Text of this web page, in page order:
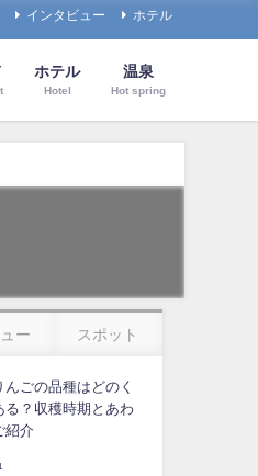
インタビュー ホテル
ホテル
Hotel
温泉
Hot spring
ー スポット
んごの品種はどのく
る？収穫時期とあわ
紹介